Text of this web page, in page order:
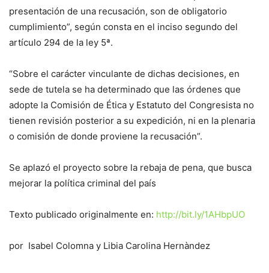
presentación de una recusación, son de obligatorio
cumplimiento”, según consta en el inciso segundo del
artículo 294 de la ley 5ª.
“Sobre el carácter vinculante de dichas decisiones, en
sede de tutela se ha determinado que las órdenes que
adopte la Comisión de Ética y Estatuto del Congresista no
tienen revisión posterior a su expedición, ni en la plenaria
o comisión de donde proviene la recusación”.
Se aplazó el proyecto sobre la rebaja de pena, que busca
mejorar la política criminal del país
Texto publicado originalmente en: http://bit.ly/1AHbpUO
por Isabel Colomna y Libia Carolina Hernàndez